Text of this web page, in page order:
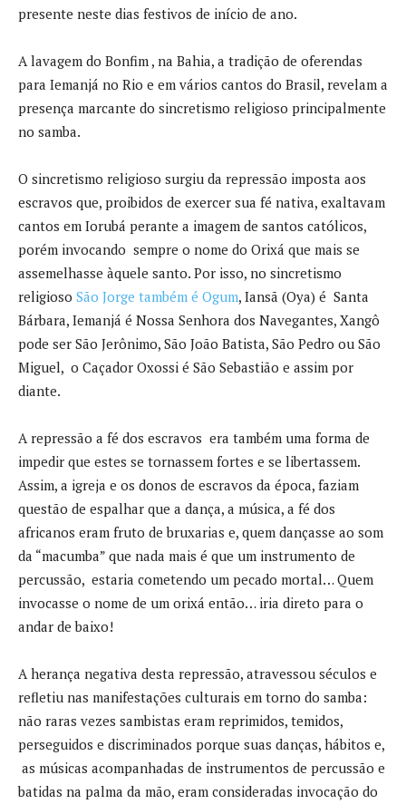
presente neste dias festivos de início de ano.
A lavagem do Bonfim , na Bahia, a tradição de oferendas
para Iemanjá no Rio e em vários cantos do Brasil, revelam a
presença marcante do sincretismo religioso principalmente
no samba.
O sincretismo religioso surgiu da repressão imposta aos
escravos que, proibidos de exercer sua fé nativa, exaltavam
cantos em Iorubá perante a imagem de santos católicos,
porém invocando sempre o nome do Orixá que mais se
assemelhasse àquele santo. Por isso, no sincretismo
religioso São Jorge também é Ogum, Iansã (Oya) é Santa
Bárbara, Iemanjá é Nossa Senhora dos Navegantes, Xangô
pode ser São Jerônimo, São João Batista, São Pedro ou São
Miguel, o Caçador Oxossi é São Sebastião e assim por
diante.
A repressão a fé dos escravos era também uma forma de
impedir que estes se tornassem fortes e se libertassem.
Assim, a igreja e os donos de escravos da época, faziam
questão de espalhar que a dança, a música, a fé dos
africanos eram fruto de bruxarias e, quem dançasse ao som
da “macumba” que nada mais é que um instrumento de
percussão, estaria cometendo um pecado mortal… Quem
invocasse o nome de um orixá então… iria direto para o
andar de baixo!
A herança negativa desta repressão, atravessou séculos e
refletiu nas manifestações culturais em torno do samba:
não raras vezes sambistas eram reprimidos, temidos,
perseguidos e discriminados porque suas danças, hábitos e,
as músicas acompanhadas de instrumentos de percussão e
batidas na palma da mão, eram consideradas invocação do